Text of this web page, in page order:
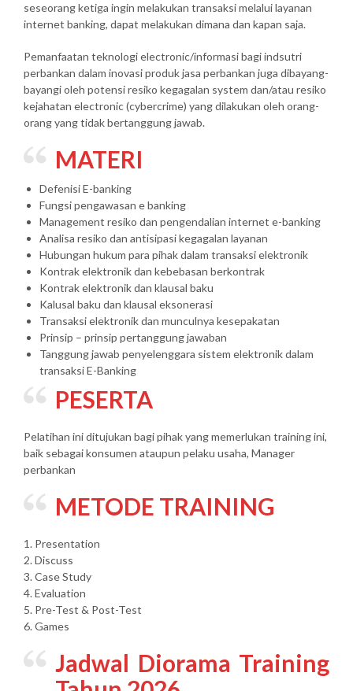
seseorang ketiga ingin melakukan transaksi melalui layanan
internet banking, dapat melakukan dimana dan kapan saja.
Pemanfaatan teknologi electronic/informasi bagi indsutri
perbankan dalam inovasi produk jasa perbankan juga dibayang-
bayangi oleh potensi resiko kegagalan system dan/atau resiko
kejahatan electronic (cybercrime) yang dilakukan oleh orang-
orang yang tidak bertanggung jawab.
MATERI
Defenisi E-banking
Fungsi pengawasan e banking
Management resiko dan pengendalian internet e-banking
Analisa resiko dan antisipasi kegagalan layanan
Hubungan hukum para pihak dalam transaksi elektronik
Kontrak elektronik dan kebebasan berkontrak
Kontrak elektronik dan klausal baku
Kalusal baku dan klausal eksonerasi
Transaksi elektronik dan munculnya kesepakatan
Prinsip – prinsip pertanggung jawaban
Tanggung jawab penyelenggara sistem elektronik dalam
transaksi E-Banking
PESERTA
Pelatihan ini ditujukan bagi pihak yang memerlukan training ini,
baik sebagai konsumen ataupun pelaku usaha, Manager
perbankan
METODE TRAINING
1. Presentation
2. Discuss
3. Case Study
4. Evaluation
5. Pre-Test & Post-Test
6. Games
Jadwal Diorama Training